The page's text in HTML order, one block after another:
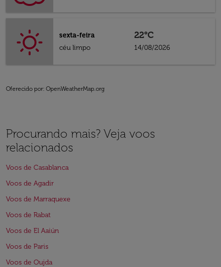
sexta-feira
céu limpo
22°C
14/08/2026
Oferecido por: OpenWeatherMap.org
Procurando mais? Veja voos
relacionados
Voos de Casablanca
Voos de Agadir
Voos de Marraquexe
Voos de Rabat
Voos de El Aaiún
Voos de Paris
Voos de Oujda